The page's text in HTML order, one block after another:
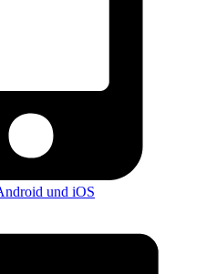
und iOS